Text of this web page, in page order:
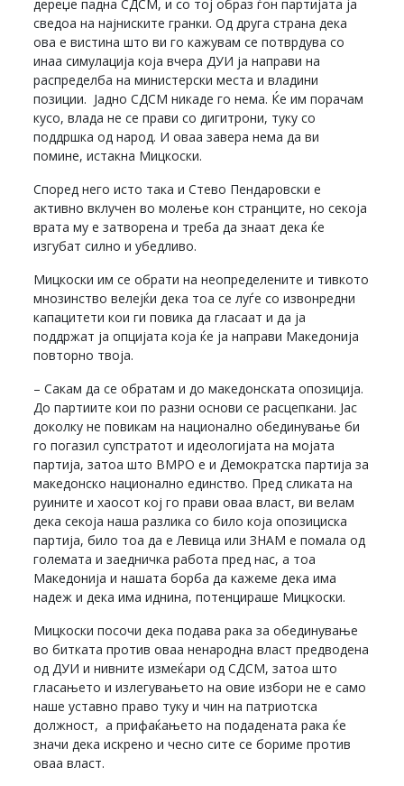
дереџе падна СДСМ, и со тој образ ѓон партијата ја
сведоа на најниските гранки. Од друга страна дека
ова е вистина што ви го кажувам се потврдува со
инаа симулација која вчера ДУИ ја направи на
распределба на министерски места и владини
позиции. Јадно СДСМ никаде го нема. Ќе им порачам
кусо, влада не се прави со дигитрони, туку со
поддршка од народ. И оваа завера нема да ви
помине, истакна Мицкоски.
Според него исто така и Стево Пендаровски е
активно вклучен во молење кон странците, но секоја
врата му е затворена и треба да знаат дека ќе
изгубат силно и убедливо.
Мицкоски им се обрати на неопределените и тивкото
мнозинство велејќи дека тоа се луѓе со извонредни
капацитети кои ги повика да гласаат и да ја
поддржат ја опцијата која ќе ја направи Македонија
повторно твоја.
– Сакам да се обратам и до македонската опозиција.
До партиите кои по разни основи се расцепкани. Јас
доколку не повикам на национално обединување би
го погазил супстратот и идеологијата на мојата
партија, затоа што ВМРО е и Демократска партија за
македонско национално единство. Пред сликата на
руините и хаосот кој го прави оваа власт, ви велам
дека секоја наша разлика со било која опозициска
партија, било тоа да е Левица или ЗНАМ е помала од
големата и заедничка работа пред нас, а тоа
Македонија и нашата борба да кажеме дека има
надеж и дека има иднина, потенцираше Мицкоски.
Мицкоски посочи дека подава рака за обединување
во битката против оваа ненародна власт предводена
од ДУИ и нивните измеќари од СДСМ, затоа што
гласањето и излегувањето на овие избори не е само
наше уставно право туку и чин на патриотска
должност, а прифаќањето на подадената рака ќе
значи дека искрено и чесно сите се бориме против
оваа власт.